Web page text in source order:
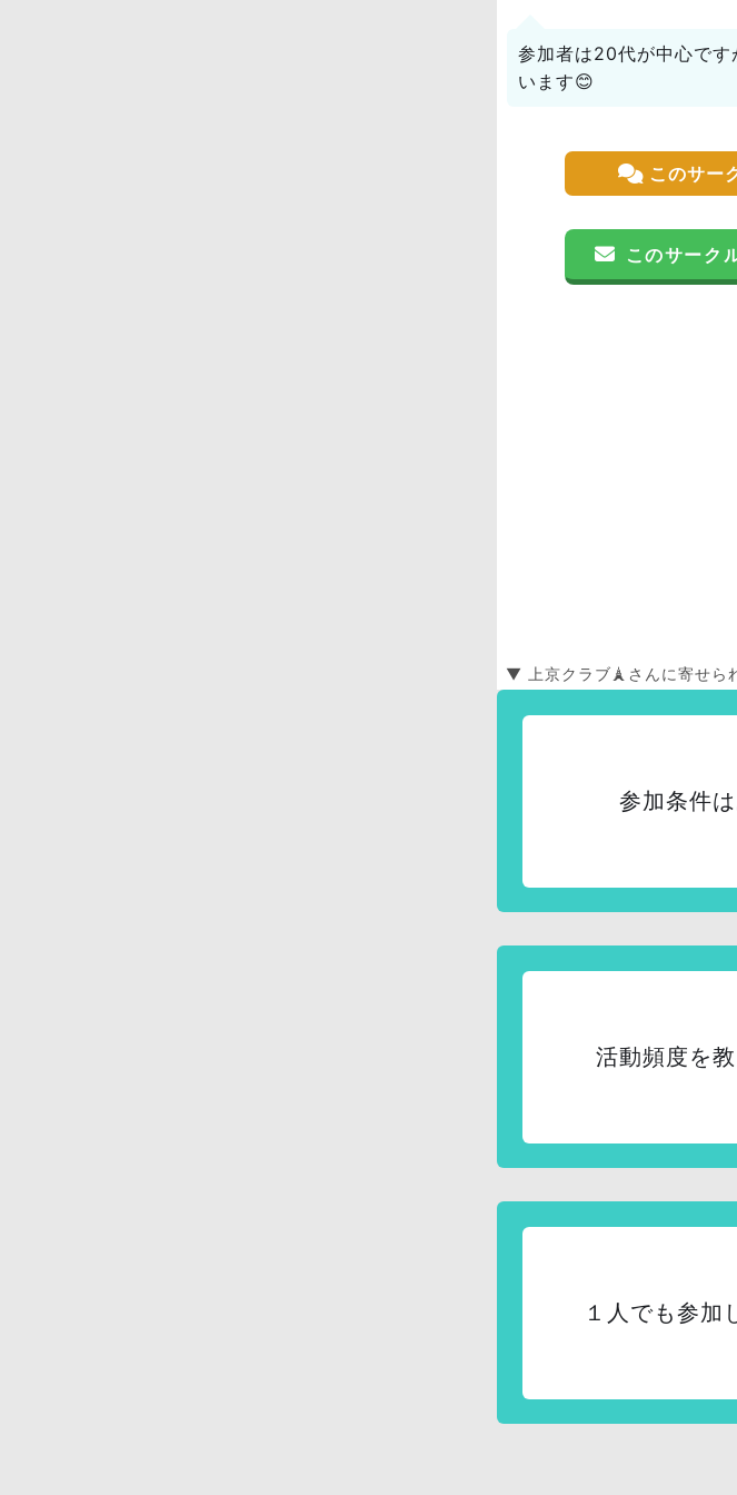
参加者は20代が中心で
います😊
このサー
このサーク
▼ 上京クラブ🗼さんに寄せら
参加条件
活動頻度を
１人でも参加